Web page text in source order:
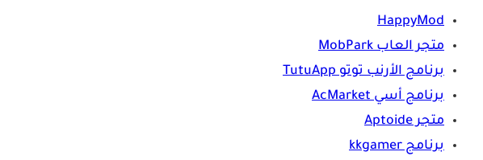
HappyMod
متجر العاب MobPark
برنامج الأرنب توتو TutuApp
برنامج أسي AcMarket
متجر Aptoide
برنامج kkgamer